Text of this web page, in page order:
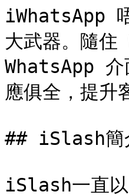
iWhatsApp
大武器。隨
WhatsApp 介
應俱全，提升
## iSlash簡
iSlash一直以